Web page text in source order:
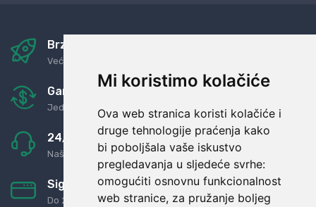
Mi koristimo kolačiće
Ova web stranica koristi kolačiće i
druge tehnologije praćenja kako
bi poboljšala vaše iskustvo
pregledavanja u sljedeće svrhe:
omogućiti osnovnu funkcionalnost
web stranice, za pružanje boljeg
Brza i sigurna dostava
Već za nekoliko dana kod vas
Garancija u povrat novaca
Jednostavno pravilo: Roba za novac
24/7 odlična podrška
Naši agenti uvijek na raspolaganju
Sigurno obročno plaćanje
Do 24 rata bez kamata